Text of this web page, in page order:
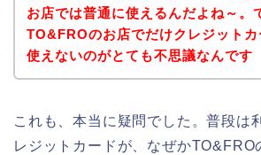
お店では普通に使えるんだよね～。
TO&FROのお店でだけクレジットカ
使えないのがとても不思議なんです
これも、本当に疑問でした。普段は
レジットカードが、なぜかTO&FRO